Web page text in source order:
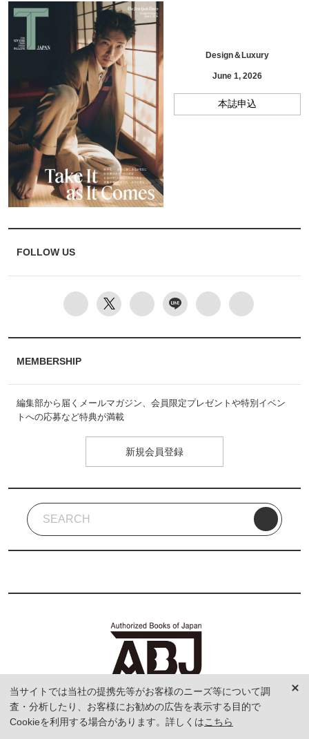
Design＆Luxury
June 1, 2026
本誌申込
FOLLOW US
MEMBERSHIP
編集部から届くメールマガジン、会員限定プレゼントや特別イベン
トへの応募など特典が満載
新規会員登録
ABJマークは、この電子書店・電子書籍配信サービスが、著作権者か
当サイトでは当社の提携先等がお客様のニーズ等について調
査・分析したり、お客様にお勧めの広告を表示する目的で
Cookieを利用する場合があります。詳しくはこちら